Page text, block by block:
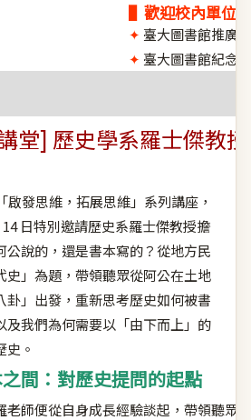
▌歡迎校內單位
✦ 臺大圖書館推廣
✦ 臺大圖書館紀念
堂] 歷史學系羅士傑教
啟發思維，拓展思維」系列講座，
14 日特別邀請歷史系羅士傑教授擔
公說的，還是書本寫的？從地方民
史」為題，帶領聽眾從阿公在土地
卦」出發，重新思考歷史如何被書
及我們為何需要以「由下而上」的
史。
間：對歷史提問的起點
老師便從自身成長經驗談起，帶領聽眾